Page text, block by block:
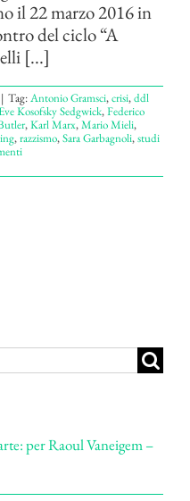
il 22 marzo 2016 in
del ciclo “A
[...]
| Tag:Antonio Gramsci,crisi,ddl
Kosofsky Sedgwick,Federico
,Karl Marx,Mario Mieli,
,razzismo,Sara Garbagnoli,studi
per Raoul Vaneigem –